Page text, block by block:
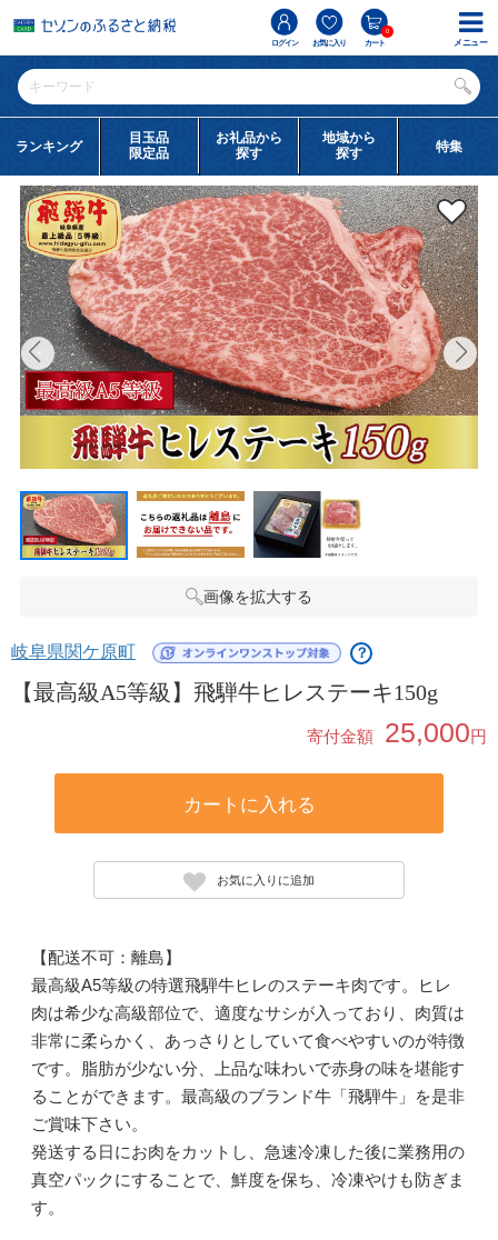
ログイン お気に入り カート
0
ランキング
目玉品
限定品
お礼品から
探す
地域から
探す
特集
画像を拡大する
岐阜県関ケ原町 ？
【最高級A5等級】飛騨牛ヒレステーキ150g
寄付金額 25,000円
カートに入れる
お気に入りに追加
【配送不可：離島】
最高級A5等級の特選飛騨牛ヒレのステーキ肉です。ヒレ
肉は希少な高級部位で、適度なサシが入っており、肉質は
非常に柔らかく、あっさりとしていて食べやすいのが特徴
です。脂肪が少ない分、上品な味わいで赤身の味を堪能す
ることができます。最高級のブランド牛「飛騨牛」を是非
ご賞味下さい。
発送する日にお肉をカットし、急速冷凍した後に業務用の
真空パックにすることで、鮮度を保ち、冷凍やけも防ぎま
す。
メニュー